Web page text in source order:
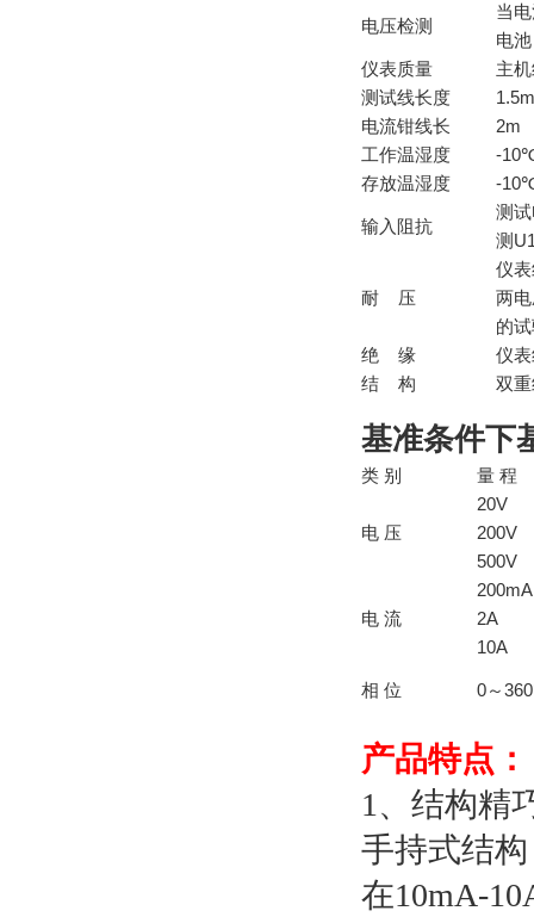
电压检测
当
电池
仪表质量
主
测试线长度
1.5m
电流钳线长
2m
工作温湿度
-
存放温湿度
-
输入阻抗
测
测
耐 压
仪
两
的
绝 缘
仪
结 构
双
基准条件下
类 别 量 程
电 压
20V
200V
500V
电 流
200mA
2A
10A
相 位 0～
产品特点：
1、结构精
手持式结
在10mA-